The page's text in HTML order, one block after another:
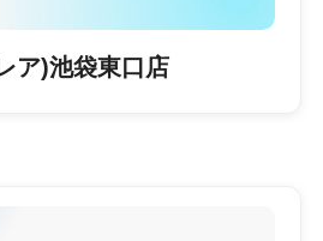
ア)池袋東口店